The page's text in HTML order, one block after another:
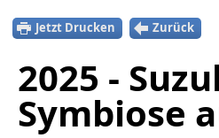
Jetzt Drucken Zurück
2025 -
Symbiose